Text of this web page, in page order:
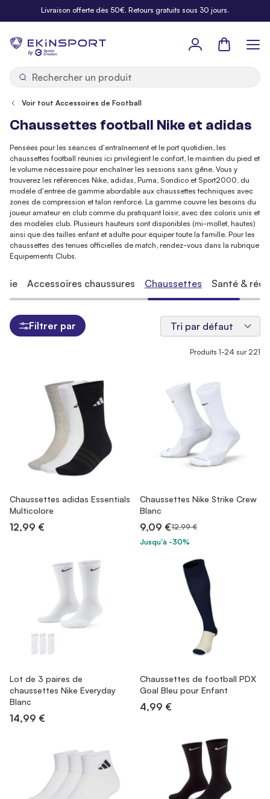
Allez au contenuLivraison offerte dès 50€. Retours gratuits sous 30 jours.
by
Panier
Voir tout Accessoires de Football
Chaussettes football Nike et adidas
Pensées pour les séances d'entraînement et le port quotidien, les
chaussettes football réunies ici privilégient le confort, le maintien du pied et
le volume nécessaire pour enchaîner les sessions sans gêne. Vous y
trouverez les références Nike, adidas, Puma, Sondico et Sport2000, du
modèle d'entrée de gamme abordable aux chaussettes techniques avec
zones de compression et talon renforcé. La gamme couvre les besoins du
joueur amateur en club comme du pratiquant loisir, avec des coloris unis et
des modèles club. Plusieurs hauteurs sont disponibles (mi-mollet, hautes)
ainsi que des tailles enfant et adulte pour équiper toute la famille. Pour les
chaussettes des tenues officielles de match, rendez-vous dans la rubrique
Équipements Clubs.
Produits 1-24 sur221
Chaussettes adidas Essentials
Multicolore
12,99 €
Chaussettes Nike Strike Crew
Blanc
9,09 €12,99 €
Jusqu'à -30%
Lot de 3 paires de
chaussettes Nike Everyday
Blanc
14,99 €
Chaussettes de football PDX
Goal Bleu pour Enfant
4,99 €
Accessoires chaussures Chaussettes Santé &
Filtrer par